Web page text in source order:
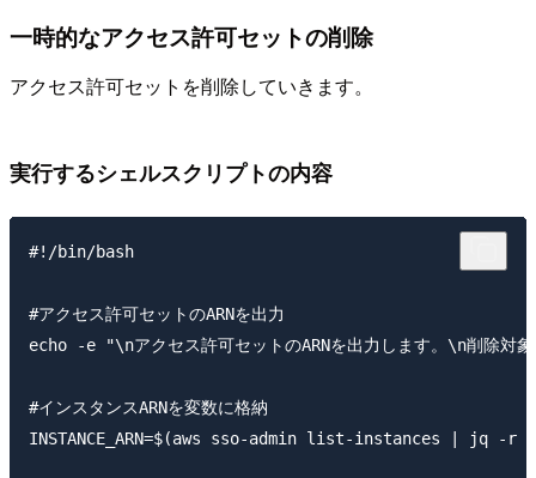
一時的なアクセス許可セットの削除
アクセス許可セットを削除していきます。
実行するシェルスクリプトの内容
#!/bin/bash
#アクセス許可セットのARNを出力
echo -e "\nアクセス許可セットのARNを出力します。\n削除対
#インスタンスARNを変数に格納
INSTANCE_ARN=$(aws sso-admin list-instances | jq